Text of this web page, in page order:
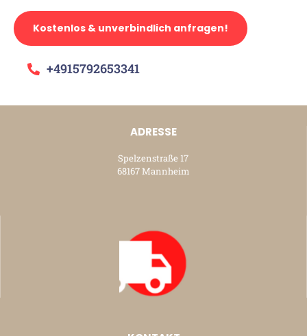
Kostenlos & unverbindlich anfragen!
+4915792653341
ADRESSE
Spelzenstraße 17
68167 Mannheim